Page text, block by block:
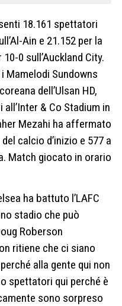
18.161 spettatori
Ain e 21.152 per la
0 sull’Auckland City.
Mamelodi Sundowns
dell’Ulsan HD,
& Co Stadium in
Mezahi ha affermato
calcio d’inizio e 577 a
Match giocato in orario
ha battuto l’LAFC
stadio che può
Roberson
ritiene che ci siano
alla gente qui non
spettatori qui perché è
sono sorpreso